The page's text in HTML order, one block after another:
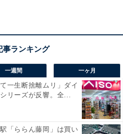
一週間 一ヶ月
一生断捨離ムリ」ダイ
リーズが反響。全...
「ららん藤岡」は買い